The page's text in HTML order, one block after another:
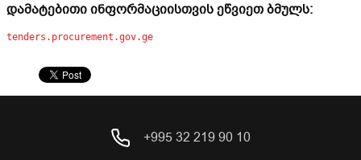
დამატებითი ინფორმაციისთვის ეწვიეთ ბმულს:
tenders.procurement.gov.ge
+995 32 219 90 10